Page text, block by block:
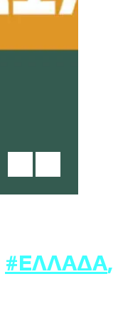
#ΕΛΛΆΔΑ,